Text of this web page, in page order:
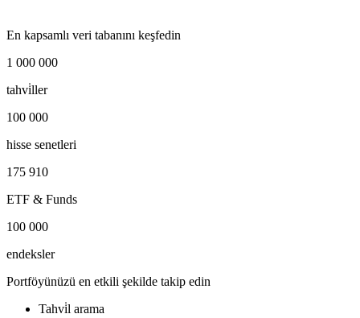
En kapsamlı veri tabanını keşfedin
1 000 000
tahvi̇ller
100 000
hisse senetleri
175 910
ETF & Funds
100 000
endeksler
Portföyünüzü en etkili şekilde takip edin
Tahvi̇l arama